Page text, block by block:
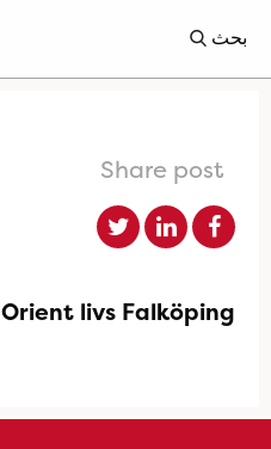
بحث
Share post
Orient livs Falköping